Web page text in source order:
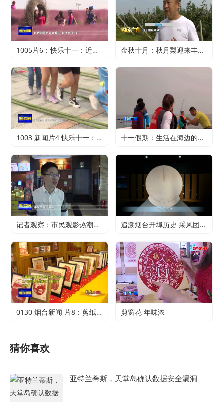
1005片6：快乐十一：近郊游火爆 家门口轻松过假期 金秋十月：秋月梨迎来丰收 农户赚得满心欢喜
1003 新闻片4 快乐十一：寻特色旅游 享精彩假期 十一假期：生活在海边的正确打开方式
记者观察：市民观影热潮升温 电影行业加快复苏 追溯烟台开埠历史 采风团走进烟台山开埠陈列馆
0130 烟台新闻 片8：剪纸传承 不止于传统 剪窗花 年味浓
猜你喜欢
亚特兰蒂斯，天堂岛确认数据安全漏洞